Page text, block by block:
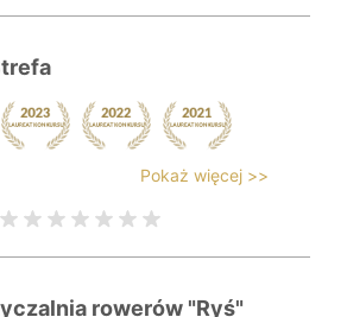
Pokaż więcej >>
rowerów "Ryś"